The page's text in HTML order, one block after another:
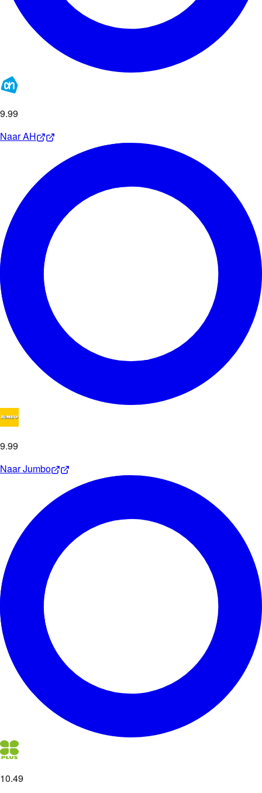
9.99
NaarAH
9.99
NaarJumbo
10.49